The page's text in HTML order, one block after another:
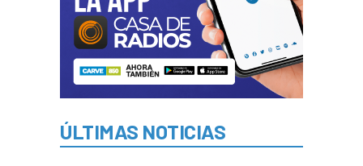
ÚLTIMAS NOTICIAS